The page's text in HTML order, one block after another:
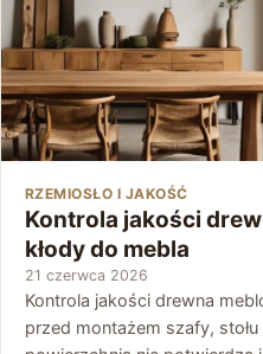
RZEMIOSŁO I JAKOŚĆ
Kontrola jakości
kłody do mebla
21 czerwca 2026
Kontrola jakości drewna
przed montażem szafy,